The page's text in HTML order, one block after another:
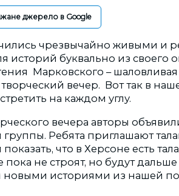
джерело в Google
чрезвычайно живыми и
историй буквально из
Марковского – шаловливая
вечер. Вот так в
на каждом углу.
вечера авторы
группы. Ребята приглашают
что в Херсоне есть
не строят, но будут дальше
новыми историями из нашей